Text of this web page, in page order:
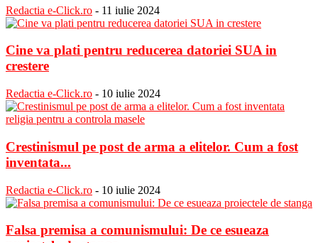
Redactia e-Click.ro - 11 iulie 2024
Cine va plati pentru reducerea datoriei SUA in
crestere
Redactia e-Click.ro - 10 iulie 2024
Crestinismul pe post de arma a elitelor. Cum a fost
inventata...
Redactia e-Click.ro - 10 iulie 2024
Falsa premisa a comunismului: De ce esueaza